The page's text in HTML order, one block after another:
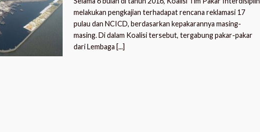
melakukan pengkajian terhadapat rencana reklamasi 17
pulau dan NCICD, berdasarkan kepakarannya masing-
masing. Di dalam Koalisi tersebut, tergabung pakar-pakar
dari Lembaga [...]